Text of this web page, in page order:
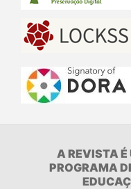
A REVISTA
PROGRAMA